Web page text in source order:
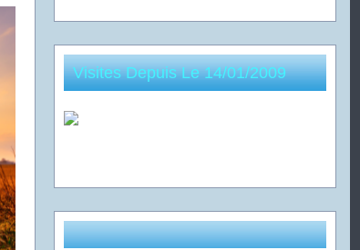
Visites Depuis Le 14/01/2009